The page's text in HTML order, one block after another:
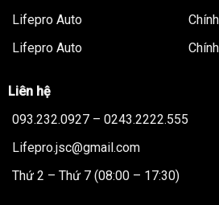
Lifepro Auto
Lifepro Auto
Liên hệ
093.232.0927 – 0243.2222.555
Lifepro.jsc@gmail.com
Thứ 2 – Thứ 7 (08:00 – 17:30)